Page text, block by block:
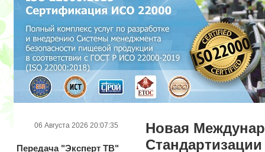
Новая
Стандартизации
06 Августа 2026 20:07:35
Передача"Эксперт ТВ"